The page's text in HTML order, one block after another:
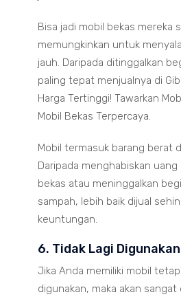
Bisa jadi mobil bekas mereka
memungkinkan untuk
jauh. Daripada ditinggalkan
paling tepat menjualnya di
Harga Tertinggi! Tawarkan
Mobil Bekas Terpercaya.
Mobil termasuk barang berat
Daripada menghabiskan
bekas atau meninggalkan
sampah, lebih baik dijual
keuntungan.
6. Tidak Lagi Digunakan
Jika Anda memiliki mobil
digunakan, maka akan